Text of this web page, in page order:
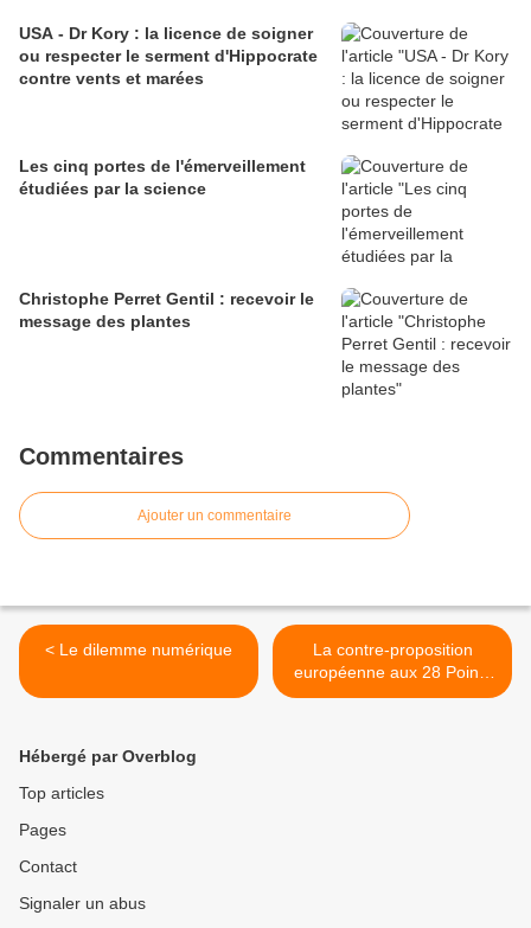
USA - Dr Kory : la licence de soigner
ou respecter le serment d'Hippocrate
contre vents et marées
Les cinq portes de l'émerveillement
étudiées par la science
Christophe Perret Gentil : recevoir le
message des plantes
Commentaires
Ajouter un commentaire
< Le dilemme numérique
La contre-proposition
européenne aux 28 Points
Américains : un rejet partiel
Hébergé par Overblog
Top articles
Pages
Contact
Signaler un abus